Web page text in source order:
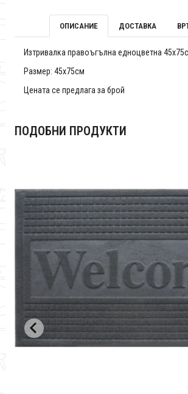
ОПИСАНИЕ ДОСТАВКА
Изтривалка правоъгълна едноцветна
Размер: 45х75см
Цената се предлага за брой
ПОДОБНИ ПРОДУКТИ